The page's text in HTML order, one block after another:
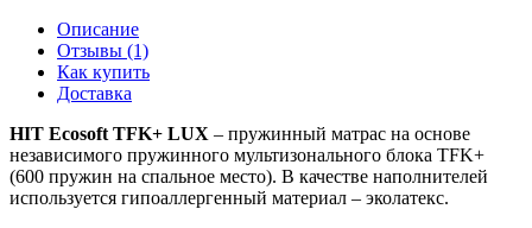
Описание
Отзывы (1)
Как купить
Доставка
HIT Ecosoft TFK+ LUX – пружинный матрас на основе
независимого пружинного мультизонального блока TFK+
(600 пружин на спальное место). В качестве наполнителей
используется гипоаллергенный материал – эколатекс.